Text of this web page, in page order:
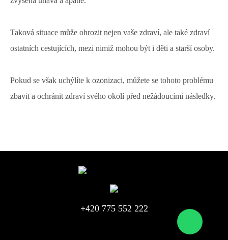
Taková situace může ohrozit nejen vaše zdraví, ale také zdraví
ostatních cestujících, mezi nimiž mohou být i děti a starší osoby.
Pokud se však uchýlíte k ozonizaci, můžete se tohoto problému
zbavit a ochránit zdraví svého okolí před nežádoucími následky.
+420 775 552 222